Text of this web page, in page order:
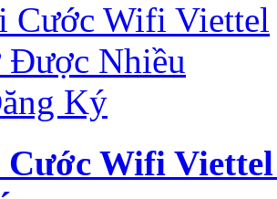
Cước Wifi